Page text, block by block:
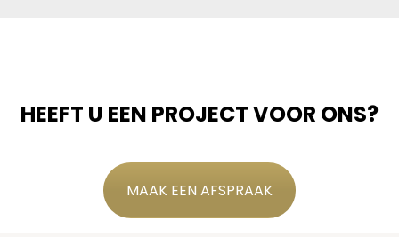
HEEFT U EEN PROJECT VOOR ONS?
MAAK EEN AFSPRAAK